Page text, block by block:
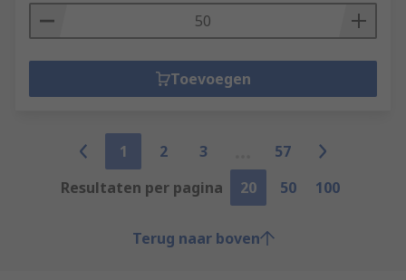
Toevoegen
1 2 3
57
Resultaten per pagina
20 50 100
Terug naar boven